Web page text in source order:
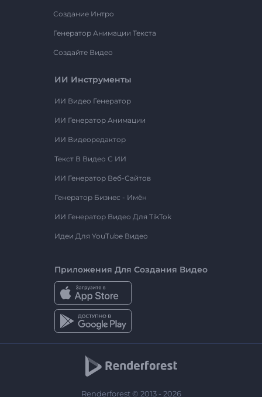
Создание Интро
Генератор Анимации Текста
Создайте Видео
ИИ Инструменты
ИИ Видео Генератор
ИИ Генератор Анимации
ИИ Видеоредактор
Текст В Видео С ИИ
ИИ Генератор Веб-Сайтов
Генератор Бизнес - Имён
ИИ Генератор Видео Для TikTok
Идеи Для YouTube Видео
Приложения Для Создания Видео
Renderforest © 2013 - 2026